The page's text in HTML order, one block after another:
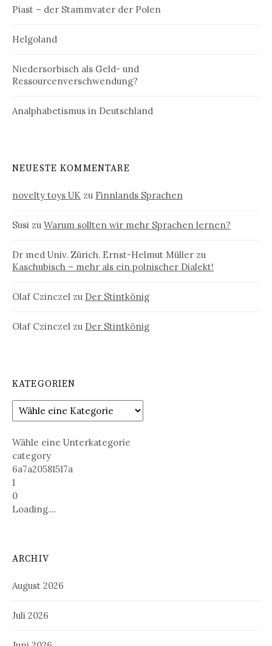
Piast – der Stammvater der Polen
Helgoland
Niedersorbisch als Geld- und
Ressourcenverschwendung?
Analphabetismus in Deutschland
NEUESTE KOMMENTARE
novelty toys UK zu Finnlands Sprachen
Susi zu Warum sollten wir mehr Sprachen lernen?
Dr med Univ. Zürich. Ernst-Helmut Müller zu
Kaschubisch – mehr als ein polnischer Dialekt!
Olaf Czinczel zu Der Stintkönig
Olaf Czinczel zu Der Stintkönig
KATEGORIEN
Wähle eine Unterkategorie
category
6a7a20581517a
1
0
Loading....
ARCHIV
August 2026
Juli 2026